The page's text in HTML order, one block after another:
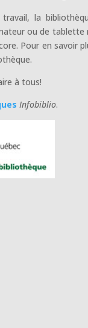
la
ou de
Pour en savoir
à tous!
Infobiblio.